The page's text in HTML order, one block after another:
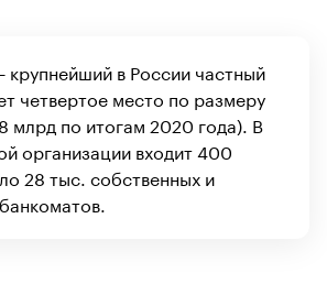
в России частный
четвертое место по размеру
млрд по итогам 2020 года). В
организации входит 400
28 тыс. собственных и